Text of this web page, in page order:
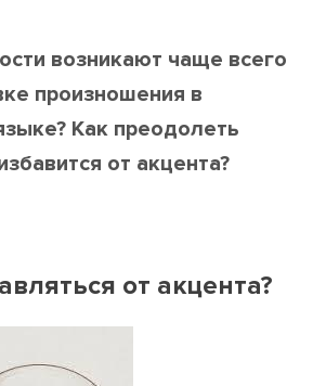
возникают чаще всего
произношения в
Как преодолеть
от акцента?
от акцента?